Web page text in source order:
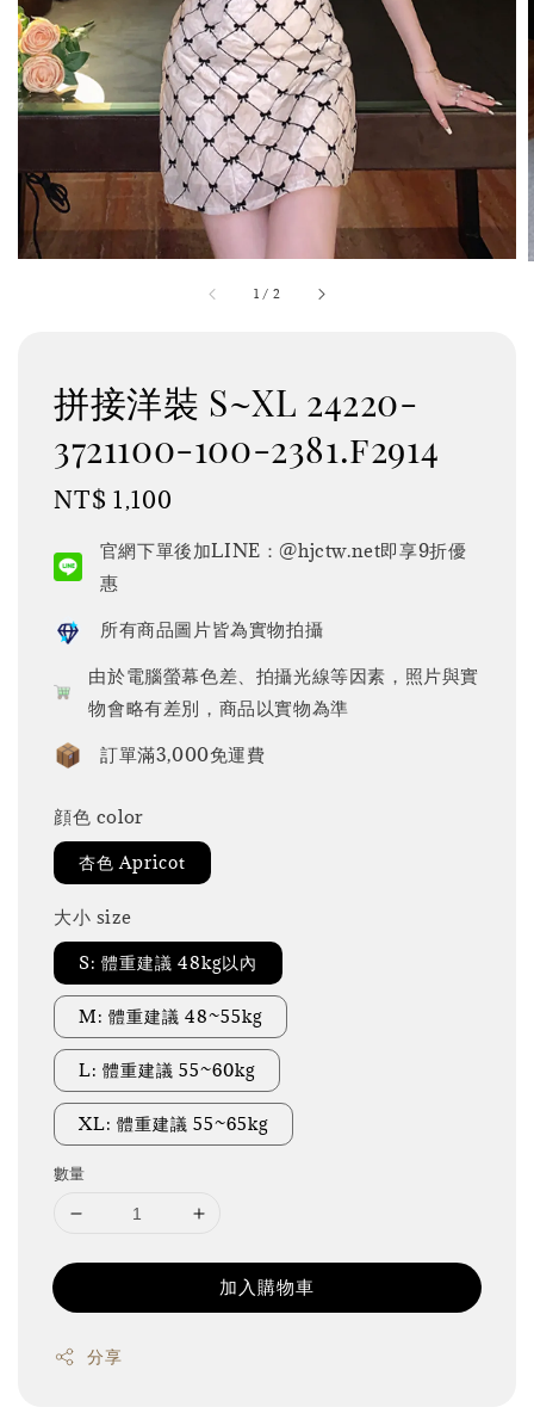
1 / 2
拼接洋裝 S~XL 24220-
3721100-100-2381.f2914
Regular
NT$ 1,100
官網下單後加LINE：@hjctw.net即享9折優
惠
所有商品圖片皆為實物拍攝
由於電腦螢幕色差、拍攝光線等因素，照片與實
物會略有差別，商品以實物為準
訂單滿3,000免運費
顔色 color
杏色 Apricot
大小 size
S: 體重建議 48kg以內
M: 體重建議 48~55kg
L: 體重建議 55~60kg
XL: 體重建議 55~65kg
數量
加入購物車
分享